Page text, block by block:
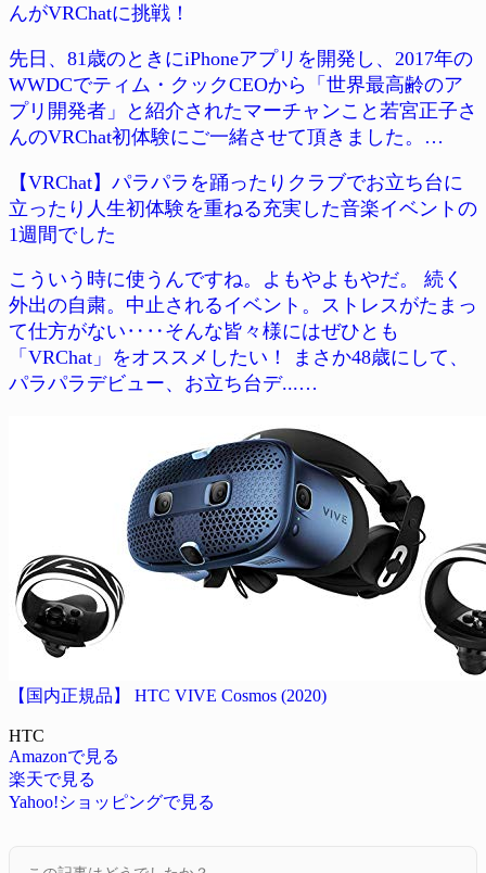
んがVRChatに挑戦！
先日、81歳のときにiPhoneアプリを開発し、2017年の
WWDCでティム・クックCEOから「世界最高齢のア
プリ開発者」と紹介されたマーチャンこと若宮正子さ
んのVRChat初体験にご一緒させて頂きました。…
【VRChat】パラパラを踊ったりクラブでお立ち台に
立ったり人生初体験を重ねる充実した音楽イベントの
1週間でした
こういう時に使うんですね。よもやよもやだ。 続く
外出の自粛。中止されるイベント。ストレスがたまっ
て仕方がない‥‥そんな皆々様にはぜひとも
「VRChat」をオススメしたい！ まさか48歳にして、
パラパラデビュー、お立ち台デ...…
【国内正規品】 HTC VIVE Cosmos (2020)
HTC
Amazonで見る
楽天で見る
Yahoo!ショッピングで見る